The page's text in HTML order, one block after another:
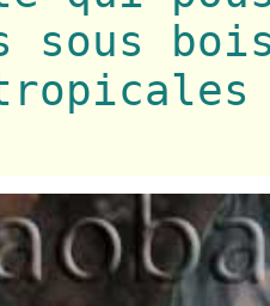
sous